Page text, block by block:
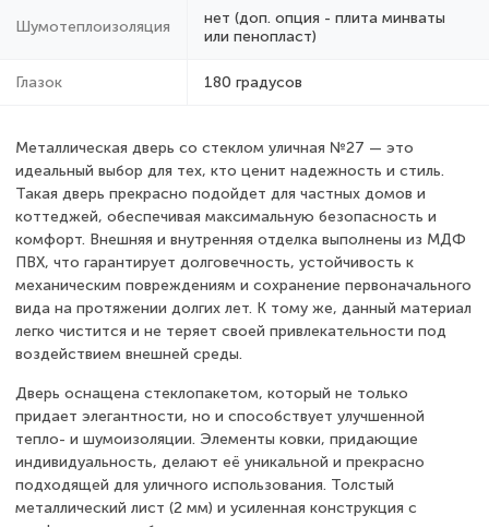
Шумотеплоизоляция
нет (доп. опция - плита минваты
или пенопласт)
Глазок 180 градусов
Металлическая дверь со стеклом уличная №27 — это
идеальный выбор для тех, кто ценит надежность и стиль.
Такая дверь прекрасно подойдет для частных домов и
коттеджей, обеспечивая максимальную безопасность и
комфорт. Внешняя и внутренняя отделка выполнены из МДФ
ПВХ, что гарантирует долговечность, устойчивость к
механическим повреждениям и сохранение первоначального
вида на протяжении долгих лет. К тому же, данный материал
легко чистится и не теряет своей привлекательности под
воздействием внешней среды.
Дверь оснащена стеклопакетом, который не только
придает элегантности, но и способствует улучшенной
тепло- и шумоизоляции. Элементы ковки, придающие
индивидуальность, делают её уникальной и прекрасно
подходящей для уличного использования. Толстый
металлический лист (2 мм) и усиленная конструкция с